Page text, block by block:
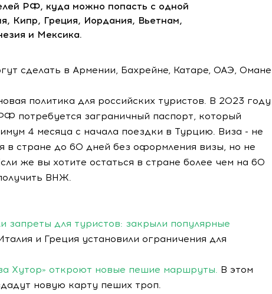
РФ, куда можно попасть с одной
Кипр, Греция, Иордания, Вьетнам,
и Мексика.
сделать в Армении, Бахрейне, Катаре, ОАЭ, Омане
политика для российских туристов. В 2023 году
потребуется заграничный паспорт, который
4 месяца с начала поездки в Турцию. Виза - не
в стране до 60 дней без оформления визы, но не
же вы хотите остаться в стране более чем на 60
ВНЖ.
запреты для туристов: закрыли популярные
и Греция установили ограничения для
Хутор» откроют новые пешие маршруты. В этом
новую карту пеших троп.